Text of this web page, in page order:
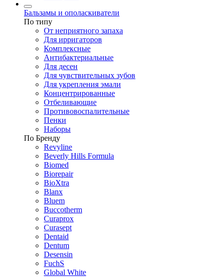
Бальзамы и ополаскиватели
По типу
От неприятного запаха
Для ирригаторов
Комплексные
Антибактериальные
Для десен
Для чувствительных зубов
Для укрепления эмали
Концентрированные
Отбеливающие
Противовоспалительные
Пенки
Наборы
По Бренду
Revyline
Beverly Hills Formula
Biomed
Biorepair
BioXtra
Blanx
Bluem
Buccotherm
Curaprox
Curasept
Dentaid
Dentum
Desensin
FuchS
Global White